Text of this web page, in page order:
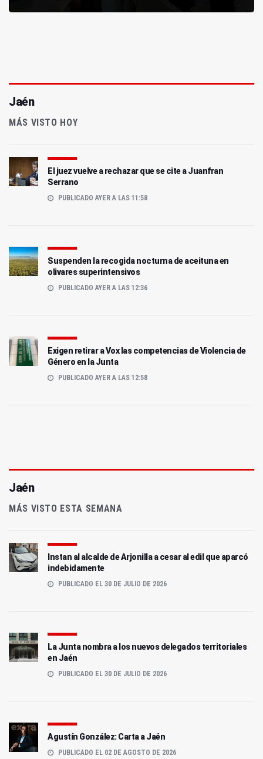
Jaén
MÁS VISTO HOY
El juez vuelve a rechazar que se cite a Juanfran
Serrano
PUBLICADO AYER A LAS 11:58
Suspenden la recogida nocturna de aceituna en
olivares superintensivos
PUBLICADO AYER A LAS 12:36
Exigen retirar a Vox las competencias de Violencia de
Género en la Junta
PUBLICADO AYER A LAS 12:58
Jaén
MÁS VISTO ESTA SEMANA
Instan al alcalde de Arjonilla a cesar al edil que aparcó
indebidamente
PUBLICADO EL 30 DE JULIO DE 2026
La Junta nombra a los nuevos delegados territoriales
en Jaén
PUBLICADO EL 30 DE JULIO DE 2026
Agustín González: Carta a Jaén
PUBLICADO EL 02 DE AGOSTO DE 2026